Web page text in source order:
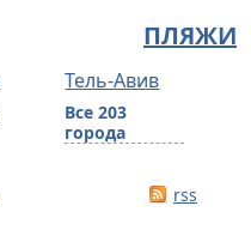
ПЛЯЖИ
Тель-Авив
Все 203
города
rss